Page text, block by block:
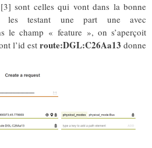
sont celles qui vont dans la bonne
les testant une part une avec
le champ « feature », on s’aperçoit
l’id est route:DGL:C26Aa13 donne